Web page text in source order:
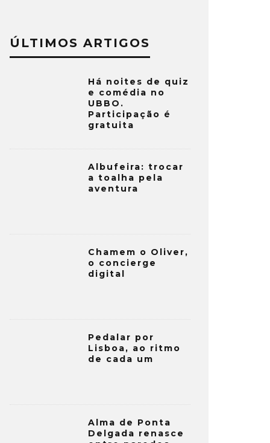
ÚLTIMOS ARTIGOS
Há noites de quiz
e comédia no
UBBO.
Participação é
gratuita
Albufeira: trocar
a toalha pela
aventura
Chamem o Oliver,
o concierge
digital
Pedalar por
Lisboa, ao ritmo
de cada um
Alma de Ponta
Delgada renasce